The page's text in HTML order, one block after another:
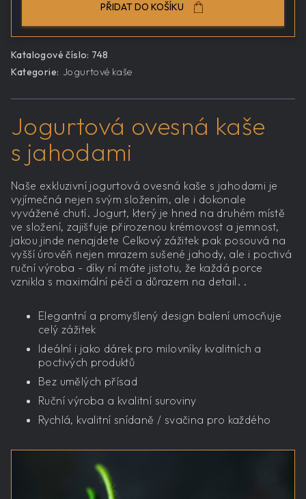
PŘIDAT DO KOŠÍKU
Katalogové číslo: 748
Kategorie: Jogurtové kaše
Jogurtová ovesná kaše
s jahodami
Naše exkluzivní jogurtová ovesná kaše s jahodami je
vyjímečná nejen svým složením, ale i dokonale
vyvážené chutí. Jogurt, který je hned na druhém místě
ve složení, zajišťuje přirozenou krémovost a jemnost,
jakou jinde nenajdete Celkový zážitek pak posouvá na
vyšší úrověň nejen mrazem sušené jahody, ale i poctivá
ruční výroba - díky ní máte jistotu, že každá porce
vznikla s maximální péčí a důrazem na detail. .
Elegantní a promyšlený design balení umocňuje
celý zážitek
Ideální i jako dárek pro milovníky kvalitních a
poctivých produktů
Bez umělých přísad
Ruční výroba a kvalitní suroviny
Rychlá, kvalitní snídaně / svačina pro každého